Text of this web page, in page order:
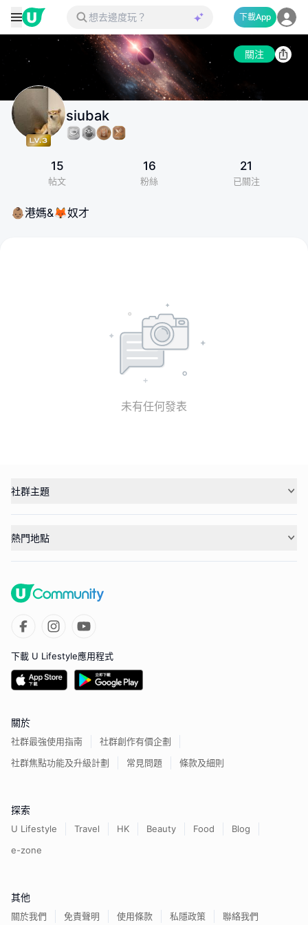
下載App
關注
siubak
15
帖文
16
粉絲
21
已關注
👶🏽港媽&🦊奴才
未有任何發表
社群主題
熱門地點
下載 U Lifestyle應用程式
關於
社群最強使用指南
社群創作有價企劃
社群焦點功能及升級計劃
常見問題 條款及細則
探索
U Lifestyle Travel HK Beauty Food
Blog
e-zone
其他
關於我們 免責聲明 使用條款 私隱政策 聯絡我們